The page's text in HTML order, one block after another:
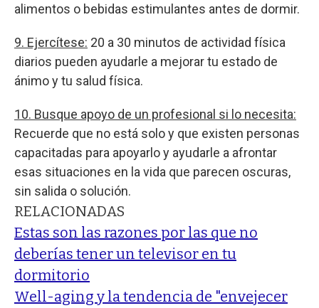
alimentos o bebidas estimulantes antes de dormir.
9. Ejercítese: 20 a 30 minutos de actividad física
diarios pueden ayudarle a mejorar tu estado de
ánimo y tu salud física.
10. Busque apoyo de un profesional si lo necesita:
Recuerde que no está solo y que existen personas
capacitadas para apoyarlo y ayudarle a afrontar
esas situaciones en la vida que parecen oscuras,
sin salida o solución.
RELACIONADAS
Estas son las razones por las que no
deberías tener un televisor en tu
dormitorio
Well-aging y la tendencia de "envejecer